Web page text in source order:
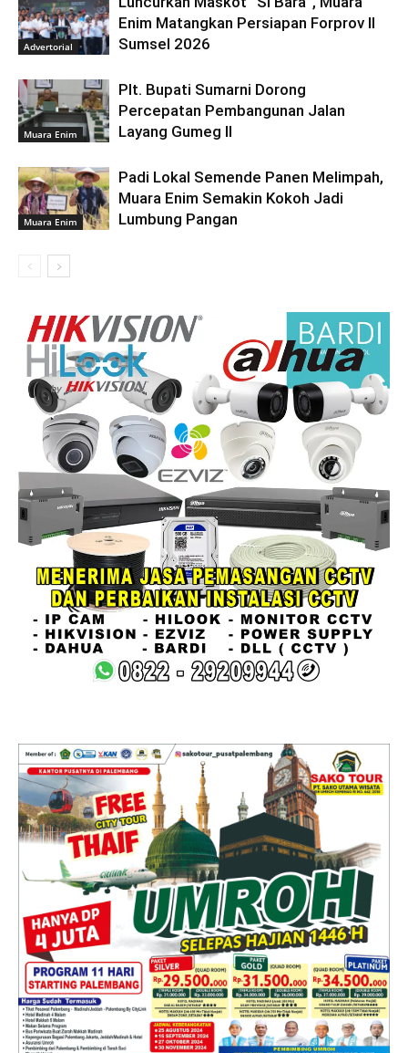
Advertorial
Enim Matangkan Persiapan Forprov II
Sumsel 2026
Muara Enim
Plt. Bupati Sumarni Dorong
Percepatan Pembangunan Jalan
Layang Gumeg II
Muara Enim
Padi Lokal Semende Panen Melimpah,
Muara Enim Semakin Kokoh Jadi
Lumbung Pangan